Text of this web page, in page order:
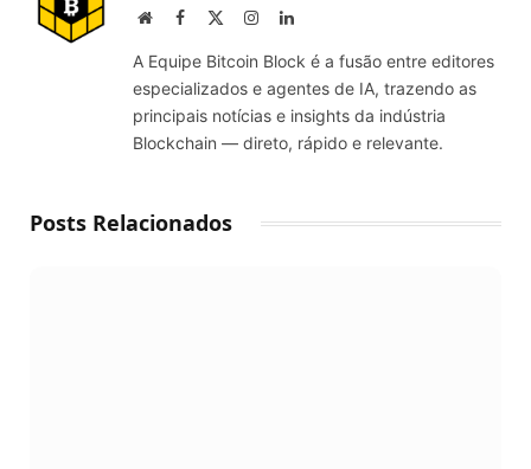
WebsiteFacebook InstagramLinkedIn
A Equipe Bitcoin Block é a fusão entre editores
especializados e agentes de IA, trazendo as
principais notícias e insights da indústria
Blockchain — direto, rápido e relevante.
Posts Relacionados